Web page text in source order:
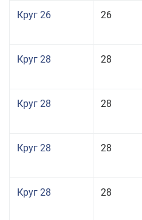
Круг 26 26
Круг 28 28
Круг 28 28
Круг 28 28
Круг 28 28